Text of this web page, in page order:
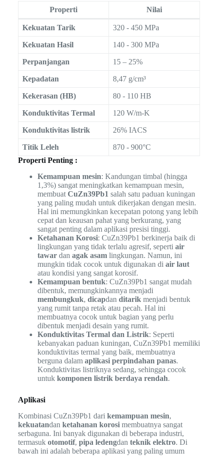
Properti Nilai
Kekuatan Tarik 320 - 450 MPa
Kekuatan Hasil 140 - 300 MPa
Perpanjangan 15 – 25%
Kepadatan 8,47 g/cm³
Kekerasan (HB) 80 - 110 HB
Konduktivitas Termal 120 W/m-K
Konduktivitas listrik 26% IACS
Titik Leleh
870 - 900°C
Properti Penting :
Kemampuan mesin: Kandungan timbal (hingga
1,3%) sangat meningkatkan kemampuan mesin,
membuat CuZn39Pb1 salah satu paduan kuningan
yang paling mudah untuk dikerjakan dengan mesin.
Hal ini memungkinkan kecepatan potong yang lebih
cepat dan keausan pahat yang berkurang, yang
sangat penting dalam aplikasi presisi tinggi.
Ketahanan Korosi: CuZn39Pb1 berkinerja baik di
lingkungan yang tidak terlalu agresif, seperti air
tawardan agak asamlingkungan. Namun, ini
mungkin tidak cocok untuk digunakan di air laut
atau kondisi yang sangat korosif.
Kemampuan bentuk: CuZn39Pb1 sangat mudah
dibentuk, memungkinkannya menjadi
membungkuk, dicapdan ditarikmenjadi bentuk
yang rumit tanpa retak atau pecah. Hal ini
membuatnya cocok untuk bagian yang perlu
dibentuk menjadi desain yang rumit.
Konduktivitas Termal dan Listrik: Seperti
kebanyakan paduan kuningan, CuZn39Pb1 memiliki
konduktivitas termal yang baik, membuatnya
berguna dalam aplikasi perpindahan panas.
Konduktivitas listriknya sedang, sehingga cocok
untuk komponen listrik berdaya rendah.
Aplikasi
Kombinasi CuZn39Pb1 dari kemampuan mesin,
kekuatandan ketahanan korosimembuatnya sangat
serbaguna. Ini banyak digunakan di beberapa industri,
termasuk otomotif, pipa ledengdan teknik elektro. Di
bawah ini adalah beberapa aplikasi yang paling umum